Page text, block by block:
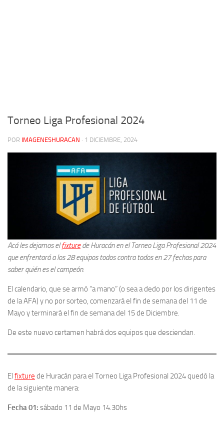
Torneo Liga Profesional 2024
POR IMAGENESHURACAN · 1 DICIEMBRE, 2024
Acá les dejamos elfixturede Huracán en el Torneo Liga Profesional 2024
que enfrentará a los 28 equipos todos contra todos en 27 fechas para
saber quién es el campeón.
El calendario, que se armó “a mano” (o sea a dedo por los dirigentes
de la AFA) y no por sorteo, comenzará el fin de semana del 11 de
Mayo y terminará el fin de semana del 15 de Diciembre.
De este nuevo certamen habrá dos equipos que desciendan.
El fixture de Huracán para el Torneo Liga Profesional 2024 quedó la
de la siguiente manera:
Fecha 01: sábado 11 de Mayo 14.30hs